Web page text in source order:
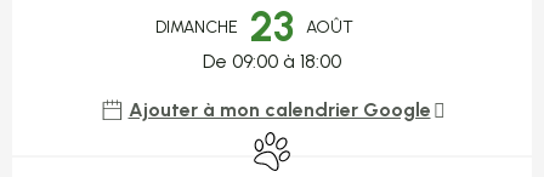
DIMANCHE 23 AOÛT
De 09:00 à 18:00
Ajouter à mon calendrier Google
Animaux acceptés